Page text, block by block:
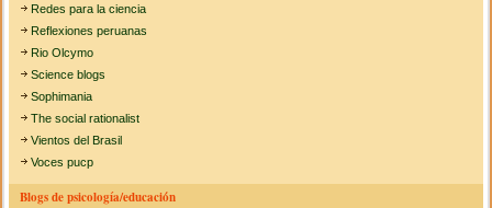
Redes para la ciencia
Reflexiones peruanas
Rio Olcymo
Science blogs
Sophimania
The social rationalist
Vientos del Brasil
Voces pucp
Blogs de psicología/educación